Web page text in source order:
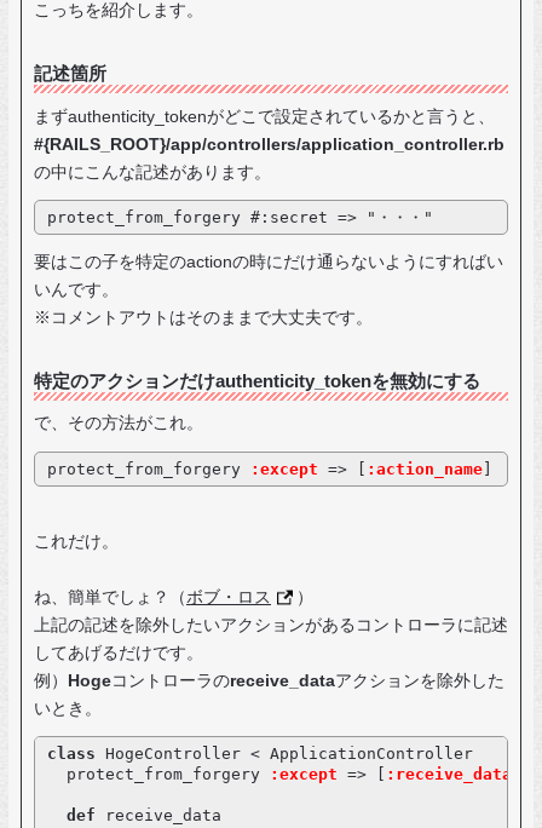
こっちを紹介します。
記述箇所
まずauthenticity_tokenがどこで設定されているかと言うと、
#{RAILS_ROOT}/app/controllers/application_controller.rb
の中にこんな記述があります。
protect_from_forgery #:secret => "・・・"
要はこの子を特定のactionの時にだけ通らないようにすればい
いんです。
※コメントアウトはそのままで大丈夫です。
特定のアクションだけauthenticity_tokenを無効にする
で、その方法がこれ。
protect_from_forgery :except => [ :action_name]
これだけ。
ね、簡単でしょ？（ ボブ・ロス
）
上記の記述を除外したいアクションがあるコントローラに記述
してあげるだけです。
例） Hogeコントローラのreceive_dataアクションを除外した
いとき。
class
  protect_from_forgery
:except => [ :receive_data
def